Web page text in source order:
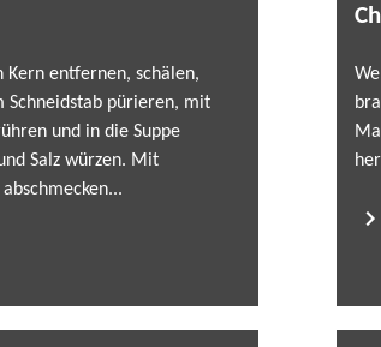
Kern entfernen, schälen,
Schneidstab pürieren, mit
und in die Suppe
Salz würzen. Mit